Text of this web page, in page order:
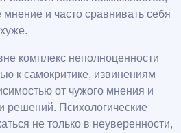
и часто сравнивать себя
комплекс неполноценности
к самокритике, извинениям
от чужого мнения и
решений. Психологические
не только в неуверенности,